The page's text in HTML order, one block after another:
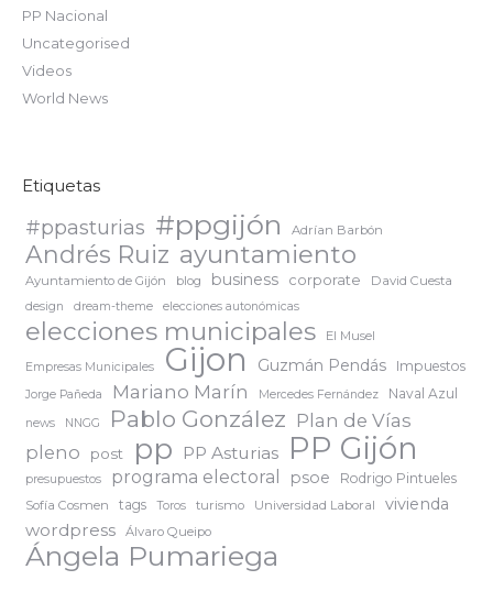
PP Nacional
Uncategorised
Videos
World News
Etiquetas
#ppasturias #ppgijón Adrían Barbón
Andrés Ruiz ayuntamiento
Ayuntamiento de Gijón blog business corporate David Cuesta
design dream-theme elecciones autonómicas
elecciones municipales El Musel
Empresas Municipales Gijon Guzmán Pendás Impuestos
Jorge Pañeda Mariano Marín Mercedes Fernández Naval Azul
news NNGG Pablo González Plan de Vías
pleno
post pp PP Asturias PP Gijón
presupuestos programa electoral psoe Rodrigo Pintueles
Sofía Cosmen tags Toros turismo Universidad Laboral vivienda
wordpress Álvaro Queipo
Ángela Pumariega